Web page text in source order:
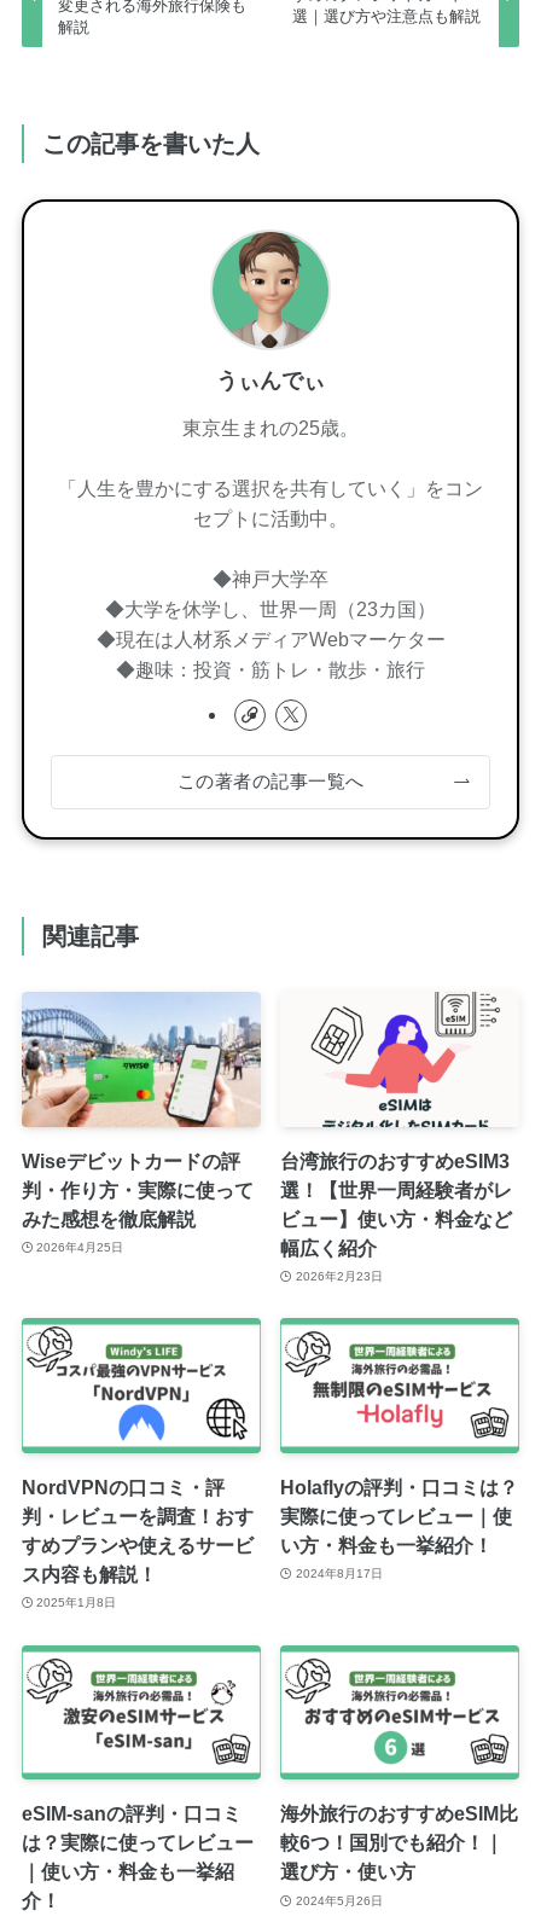
変更される海外旅行保険も
解説
選｜選び方や注意点も解説
この記事を書いた人
うぃんでぃ
東京生まれの25歳。
「人生を豊かにする選択を共有していく」をコン
セプトに活動中。
◆神戸大学卒
◆大学を休学し、世界一周（23カ国）
◆現在は人材系メディアWebマーケター
◆趣味：投資・筋トレ・散歩・旅行
この著者の記事一覧へ
関連記事
Wiseデビットカードの評
判・作り方・実際に使って
みた感想を徹底解説
2026年4月25日
台湾旅行のおすすめeSIM3
選！【世界一周経験者がレ
ビュー】使い方・料金など
幅広く紹介
2026年2月23日
NordVPNの口コミ・評
判・レビューを調査！おす
すめプランや使えるサービ
ス内容も解説！
2025年1月8日
Holaflyの評判・口コミは？
実際に使ってレビュー｜使
い方・料金も一挙紹介！
2024年8月17日
eSIM-sanの評判・口コミ
は？実際に使ってレビュー
｜使い方・料金も一挙紹
介！
海外旅行のおすすめeSIM比
較6つ！国別でも紹介！｜
選び方・使い方
2024年5月26日